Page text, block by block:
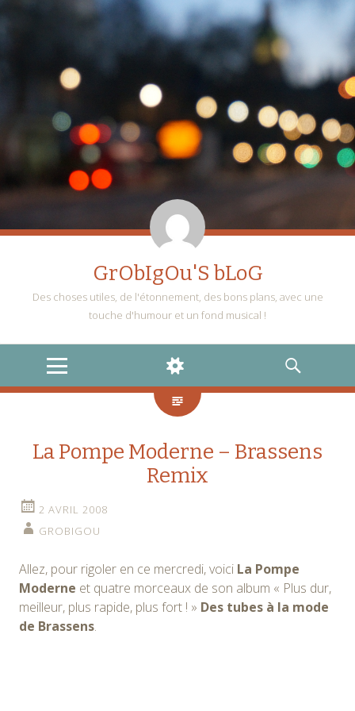
GrObIgOu'S bLoG
Des choses utiles, de l'étonnement, des bons plans, avec une
touche d'humour et un fond musical !
MENU
WIDGETS
RECHERCHE
La Pompe Moderne – Brassens
Remix
2 AVRIL 2008
GROBIGOU
Allez, pour rigoler en ce mercredi, voici La Pompe
Moderne et quatre morceaux de son album « Plus dur,
meilleur, plus rapide, plus fort ! » Des tubes à la mode
de Brassens.